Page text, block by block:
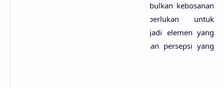
visual. Hal itu akan lebih cepat menimbulkan kebosanan
visual. Prinsip generalisasi diperlukan untuk
menyederhanakan elemen visual menjadi elemen yang
paling mendasar sehingga menimbulkan persepsi yang